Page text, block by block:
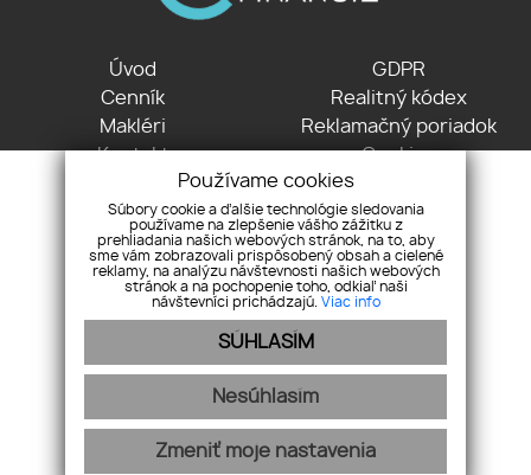
Úvod
Cenník
Makléri
Kontakt
GDPR
Realitný kódex
Reklamačný poriadok
Cookies
Nové Košariská 2478 , 900 42 Dunajská Lužná
+421 903 772 763
info@agreality.sk
Používame cookies
Súbory cookie a ďalšie technológie sledovania
používame na zlepšenie vášho zážitku z
prehliadania našich webových stránok, na to, aby
sme vám zobrazovali prispôsobený obsah a cielené
reklamy, na analýzu návštevnosti našich webových
stránok a na pochopenie toho, odkiaľ naši
návštevníci prichádzajú. Viac info
SÚHLASÍM
Nesúhlasím
Zmeniť moje nastavenia